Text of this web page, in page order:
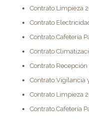
Contrato Limpieza
Contrato
Contrato Cafetería
Contrato
Contrato
Contrato Vigilancia
Contrato Limpieza
Contrato Cafetería